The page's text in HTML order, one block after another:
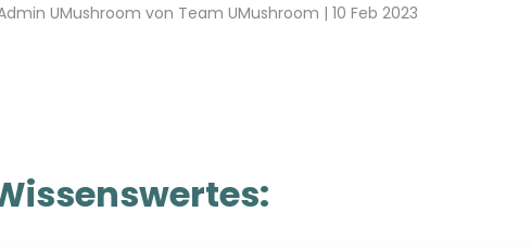
UMushroom von Team UMushroom | 10 Feb 2023